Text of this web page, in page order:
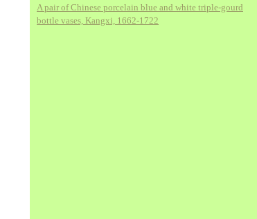
A pair of Chinese porcelain blue and white triple-gourd
bottle vases, Kangxi, 1662-1722